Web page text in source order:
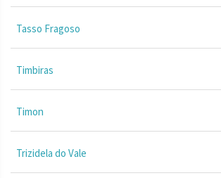
Tasso Fragoso
Timbiras
Timon
Trizidela do Vale